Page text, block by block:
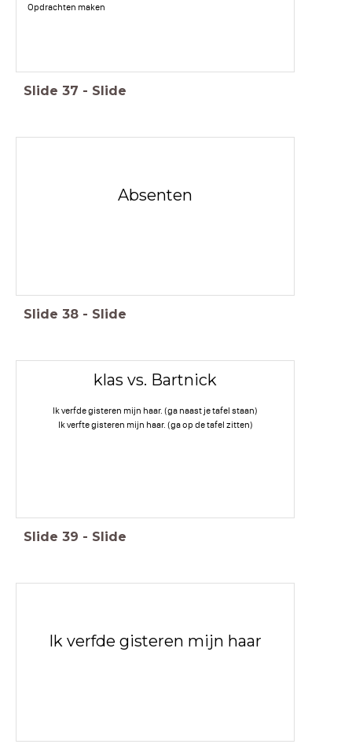
Opdrachten maken
Slide 37 - Slide
Absenten
Slide 38 - Slide
klas vs. Bartnick
Ik verfde gisteren mijn haar. (ga naast je tafel staan)
Ik verfte gisteren mijn haar. (ga op de tafel zitten)
Slide 39 - Slide
Ik verfde gisteren mijn haar